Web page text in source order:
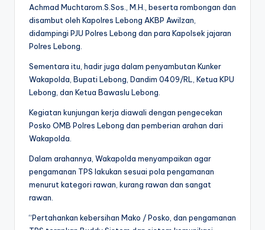
Achmad Muchtarom.S.Sos., M.H., beserta rombongan dan
disambut oleh Kapolres Lebong AKBP Awilzan,
didampingi PJU Polres Lebong dan para Kapolsek jajaran
Polres Lebong.
Sementara itu, hadir juga dalam penyambutan Kunker
Wakapolda, Bupati Lebong, Dandim 0409/RL, Ketua KPU
Lebong, dan Ketua Bawaslu Lebong.
Kegiatan kunjungan kerja diawali dengan pengecekan
Posko OMB Polres Lebong dan pemberian arahan dari
Wakapolda.
Dalam arahannya, Wakapolda menyampaikan agar
pengamanan TPS lakukan sesuai pola pengamanan
menurut kategori rawan, kurang rawan dan sangat
rawan.
“Pertahankan kebersihan Mako / Posko, dan pengamanan